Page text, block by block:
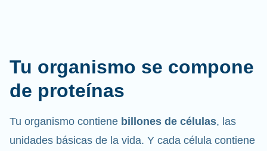
Tu organismo se compone
de proteínas
Tu organismo contiene billones de células, las
unidades básicas de la vida. Y cada célula contiene